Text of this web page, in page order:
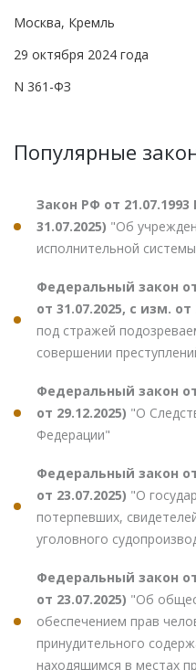
Москва, Кремль
29 октября 2024 года
N 361-ФЗ
Популярные
Закон РФ от 21.07.1993
31.07.2025) "Об
исполнительной
Федеральный закон
от 31.07.2025, с изм. от
под стражей
совершении
Федеральный закон
от 29.12.2025) "О
Федерации"
Федеральный закон
от 23.07.2025) "О
потерпевших,
уголовного
Федеральный закон
от 23.07.2025) "Об
обеспечением прав
принудительного
находящимся в местах